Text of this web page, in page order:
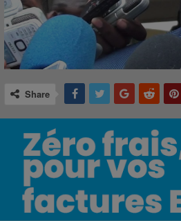
Share